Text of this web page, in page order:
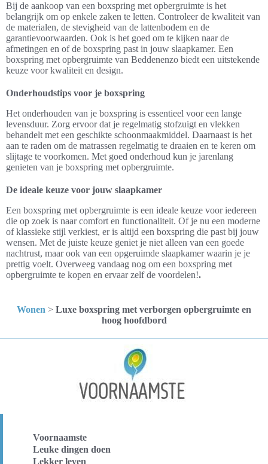
Bij de aankoop van een boxspring met opbergruimte is het
belangrijk om op enkele zaken te letten. Controleer de kwaliteit van
de materialen, de stevigheid van de lattenbodem en de
garantievoorwaarden. Ook is het goed om te kijken naar de
afmetingen en of de boxspring past in jouw slaapkamer. Een
boxspring met opbergruimte van Beddenenzo biedt een uitstekende
keuze voor kwaliteit en design.
Onderhoudstips voor je boxspring
Het onderhouden van je boxspring is essentieel voor een lange
levensduur. Zorg ervoor dat je regelmatig stofzuigt en vlekken
behandelt met een geschikte schoonmaakmiddel. Daarnaast is het
aan te raden om de matrassen regelmatig te draaien en te keren om
slijtage te voorkomen. Met goed onderhoud kun je jarenlang
genieten van je boxspring met opbergruimte.
De ideale keuze voor jouw slaapkamer
Een boxspring met opbergruimte is een ideale keuze voor iedereen
die op zoek is naar comfort en functionaliteit. Of je nu een moderne
of klassieke stijl verkiest, er is altijd een boxspring die past bij jouw
wensen. Met de juiste keuze geniet je niet alleen van een goede
nachtrust, maar ook van een opgeruimde slaapkamer waarin je je
prettig voelt. Overweeg vandaag nog om een boxspring met
opbergruimte te kopen en ervaar zelf de voordelen!.
Wonen > Luxe boxspring met verborgen opbergruimte en
hoog hoofdbord
Voornaamste
Leuke dingen doen
Lekker leven